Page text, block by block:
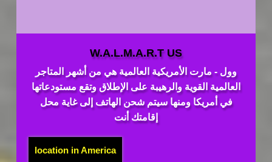
W.A.L.M.A.R.T US
وول - مارت الأمريكية العالمية هي من أشهر المتاجر
العالمية القوية والرهيبة على الإطلاق وتقع مستودعاتها
في أمريكا ومنها سيتم شحن الهاتف إلى غاية محل
إقامتك أنت
location in America